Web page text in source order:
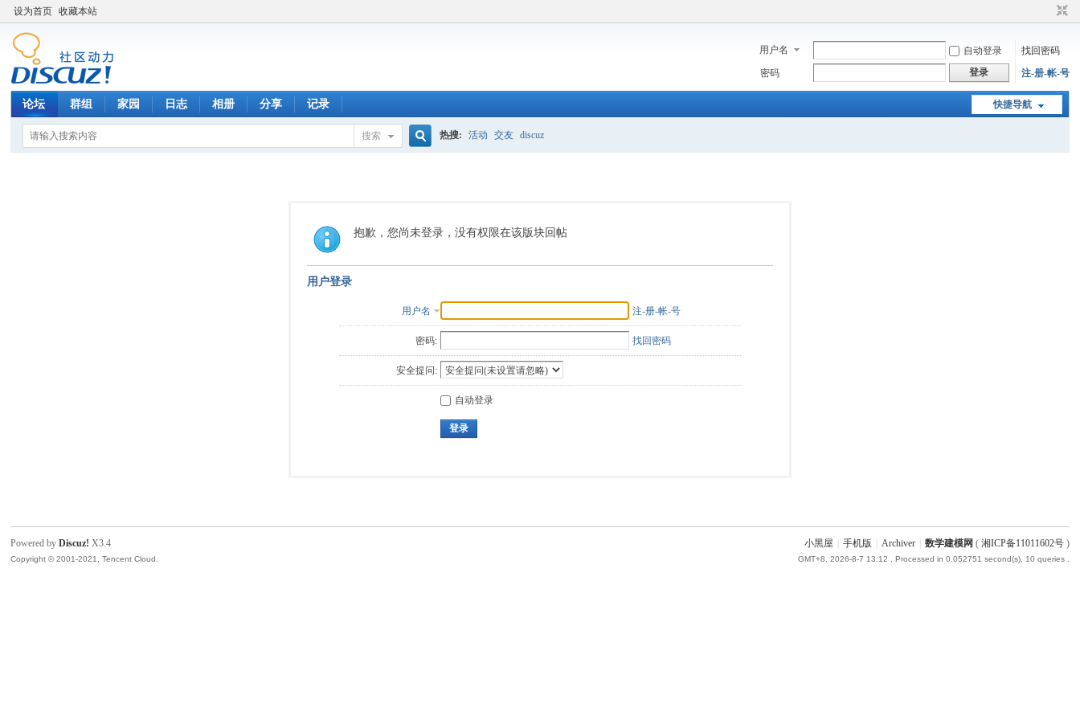
设为首页 收藏本站
用户名 自动登录
找回密码
密码
登录 注-册-帐-号
快捷导航
论坛 群组 家园 日志 相册 分享 记录
搜索
索
热搜: 活动 交友 discuz
抱歉，您尚未登录，没有权限在该版块回帖
用户登录
用户名 注-册-帐-号
密码: 找回密码
安全提问:
自动登录
登录
小黑屋 手机版 Archiver 数学建模网 ( 湘ICP备11011602号)
GMT+8, 2026-8-7 13:12 , Processed in 0.052751 second(s), 10 queries .
Powered byDiscuz! X3.4
Copyright © 2001-2021, Tencent Cloud.